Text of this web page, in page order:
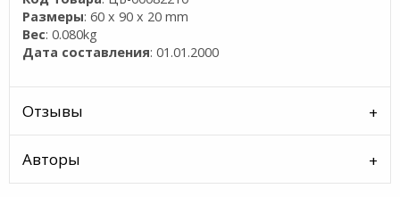
Размеры: 60 x 90 x 20 mm
Вес: 0.080kg
Дата составления: 01.01.2000
Отзывы
Авторы